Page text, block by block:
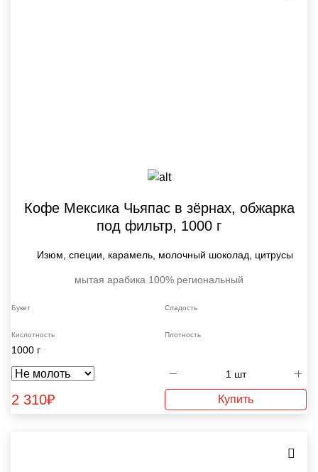
Кофе Мексика Чьяпас в зёрнах, обжарка
под фильтр, 1000 г
Изюм, специи, карамель, молочный шоколад, цитрусы
мытая арабика 100% региональный
Букет Сладость
Кислотность Плотность
1000 г
2 310₽ Купить